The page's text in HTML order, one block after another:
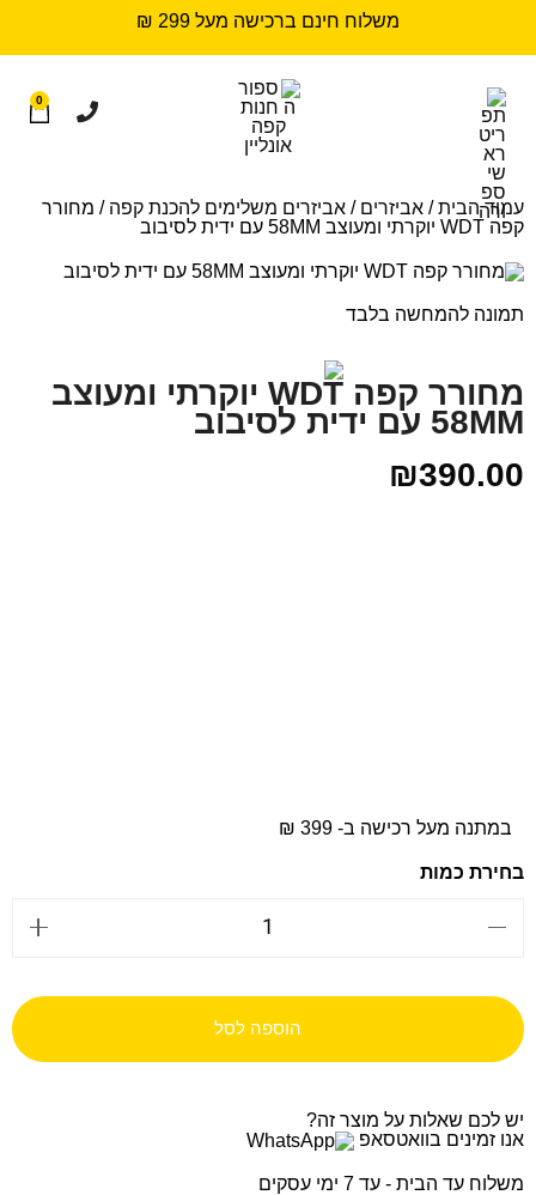
משלוח חינם ברכישה מעל 299 ₪
0
עמוד הבית/ אביזרים / אביזרים משלימים להכנת קפה / מחורר
קפה WDT יוקרתי ומעוצב 58MM עם ידית לסיבוב
תמונה להמחשה בלבד
מחורר קפה WDT יוקרתי ומעוצב
58MM עם ידית לסיבוב
₪390.00
במתנה מעל רכישה ב- 399 ₪
הוספה לסל
יש לכם שאלות על מוצר זה?
אנו זמינים בוואטסאפ
משלוח עד הבית - עד 7 ימי עסקים